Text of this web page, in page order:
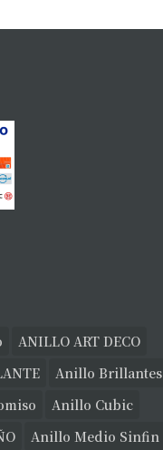
ANILLO ART DECO
Anillo Brillantes
Anillo Cubic
Anillo Medio Sinfin